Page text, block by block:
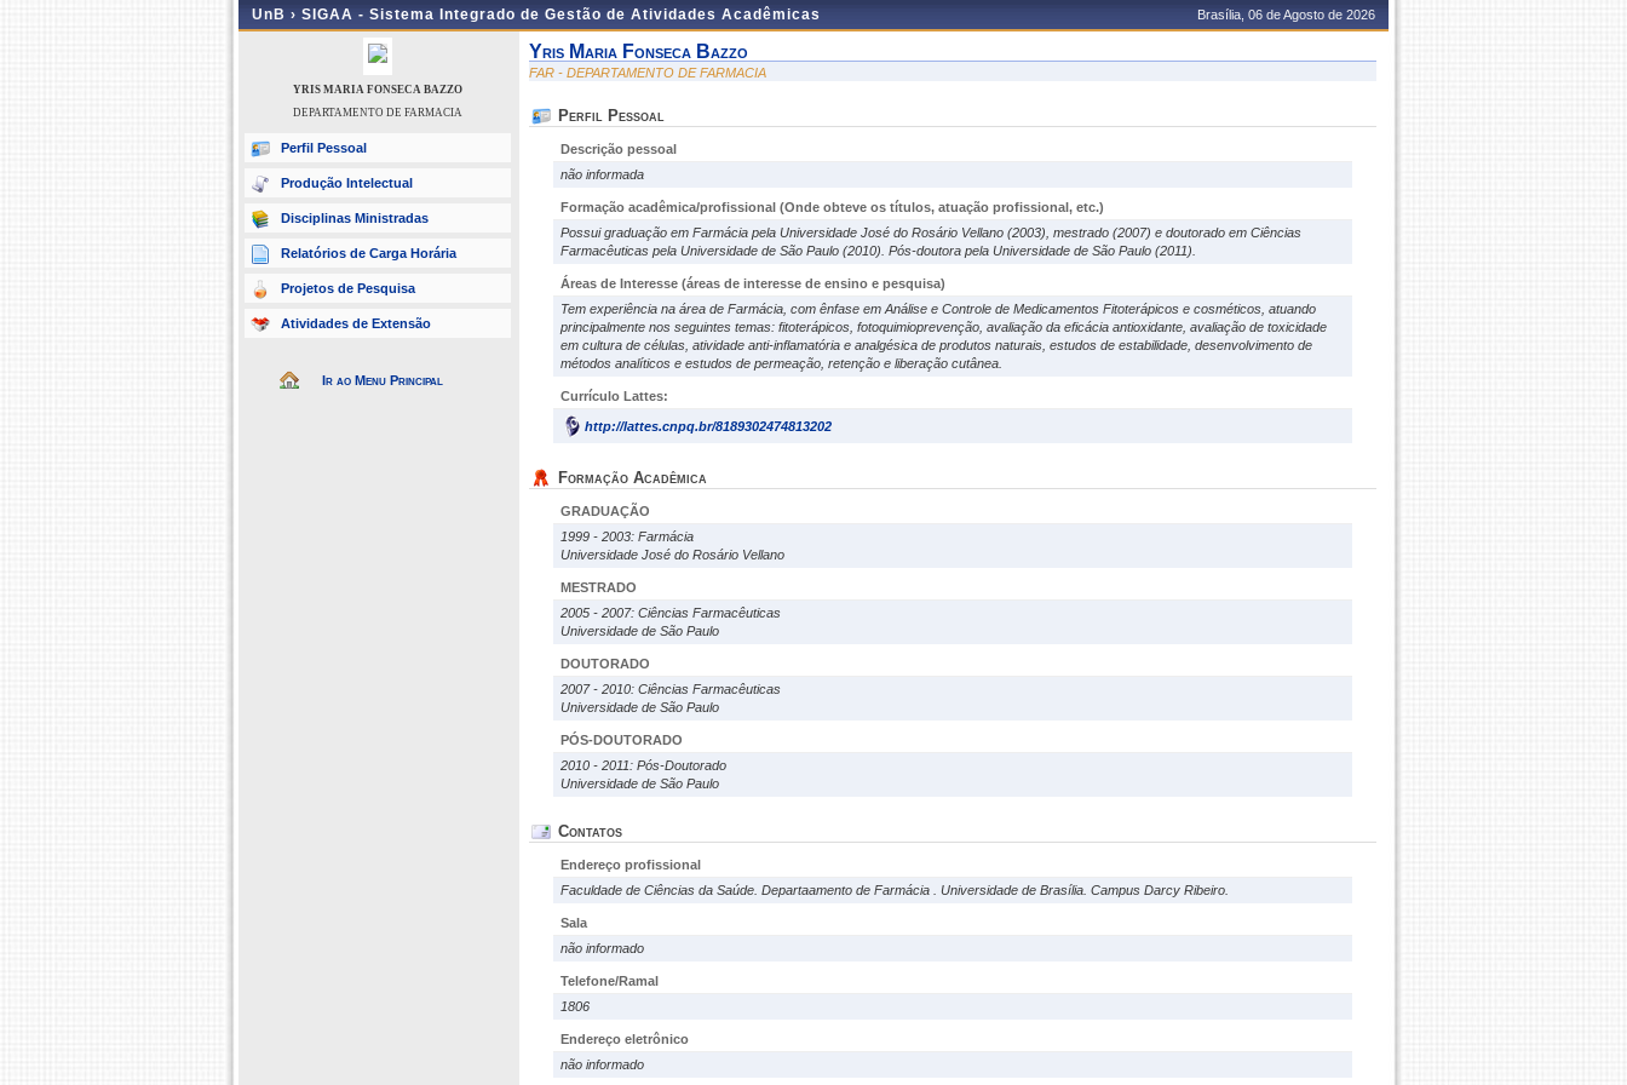
UnB › SIGAA - Sistema Integrado de Gestão de Atividades Acadêmicas Brasília, 06 de Agosto de 2026
YRIS MARIA FONSECA BAZZO
DEPARTAMENTO DE FARMACIA
Perfil Pessoal
Produção Intelectual
Disciplinas Ministradas
Relatórios de Carga Horária
Projetos de Pesquisa
Atividades de Extensão
Ir ao Menu Principal
Yris Maria Fonseca Bazzo
FAR - DEPARTAMENTO DE FARMACIA
Perfil Pessoal
Descrição pessoal
não informada
Formação acadêmica/profissional (Onde obteve os títulos, atuação profissional, etc.)
Possui graduação em Farmácia pela Universidade José do Rosário Vellano (2003), mestrado (2007) e doutorado em Ciências
Farmacêuticas pela Universidade de São Paulo (2010). Pós-doutora pela Universidade de São Paulo (2011).
Áreas de Interesse (áreas de interesse de ensino e pesquisa)
Tem experiência na área de Farmácia, com ênfase em Análise e Controle de Medicamentos Fitoterápicos e cosméticos, atuando
principalmente nos seguintes temas: fitoterápicos, fotoquimioprevenção, avaliação da eficácia antioxidante, avaliação de toxicidade
em cultura de células, atividade anti-inflamatória e analgésica de produtos naturais, estudos de estabilidade, desenvolvimento de
métodos analíticos e estudos de permeação, retenção e liberação cutânea.
Currículo Lattes:
http://lattes.cnpq.br/8189302474813202
Formação Acadêmica
GRADUAÇÃO
1999 - 2003: Farmácia
Universidade José do Rosário Vellano
MESTRADO
2005 - 2007: Ciências Farmacêuticas
Universidade de São Paulo
DOUTORADO
2007 - 2010: Ciências Farmacêuticas
Universidade de São Paulo
PÓS-DOUTORADO
2010 - 2011: Pós-Doutorado
Universidade de São Paulo
Contatos
Endereço profissional
Faculdade de Ciências da Saúde. Departaamento de Farmácia . Universidade de Brasília. Campus Darcy Ribeiro.
Sala
não informado
Telefone/Ramal
1806
Endereço eletrônico
não informado